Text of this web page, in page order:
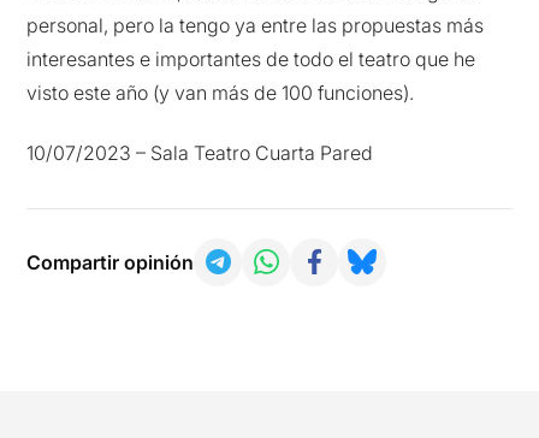
personal, pero la tengo ya entre las propuestas más
interesantes e importantes de todo el teatro que he
visto este año (y van más de 100 funciones).
10/07/2023 – Sala Teatro Cuarta Pared
Compartir opinión